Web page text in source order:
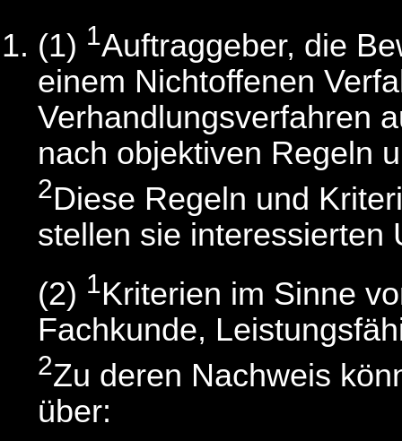
(1) 1Auftraggeber, die
einem Nichtoffenen
Verhandlungsverfahren
nach objektiven Regeln
2Diese Regeln und
stellen sie interessierten
(2) 1Kriterien im Sinne
Fachkunde,
2Zu deren Nachweis
über: